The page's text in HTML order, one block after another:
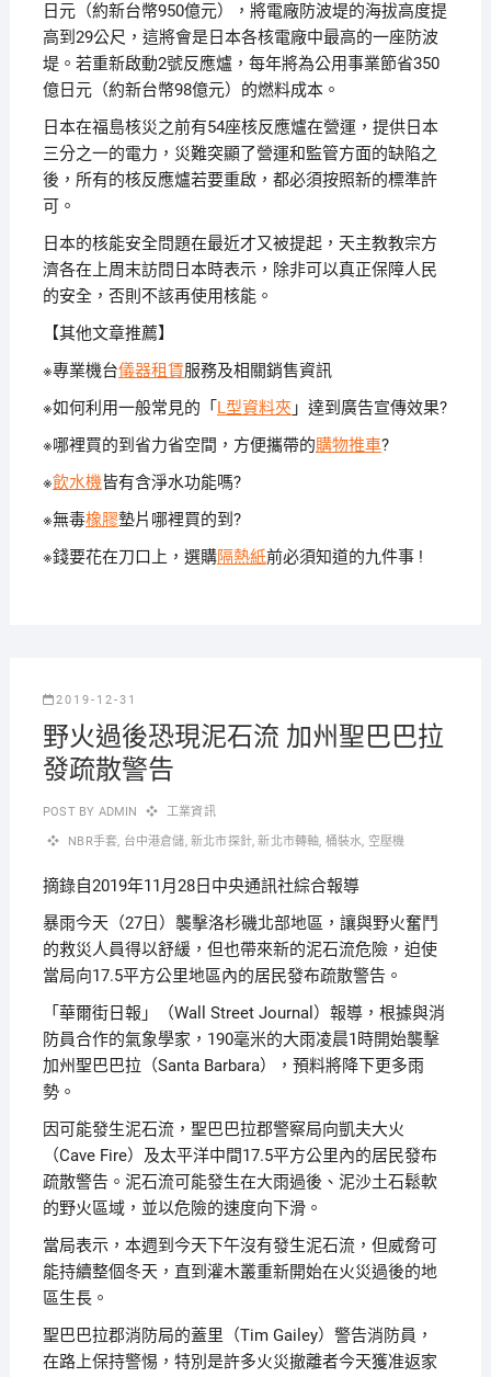
日元（約新台幣950億元），將電廠防波堤的海拔高度提
高到29公尺，這將會是日本各核電廠中最高的一座防波
堤。若重新啟動2號反應爐，每年將為公用事業節省350
億日元（約新台幣98億元）的燃料成本。
日本在福島核災之前有54座核反應爐在營運，提供日本
三分之一的電力，災難突顯了營運和監管方面的缺陷之
後，所有的核反應爐若要重啟，都必須按照新的標準許
可。
日本的核能安全問題在最近才又被提起，天主教教宗方
濟各在上周末訪問日本時表示，除非可以真正保障人民
的安全，否則不該再使用核能。
【其他文章推薦】
※專業機台儀器租賃服務及相關銷售資訊
※如何利用一般常見的「 L型資料夾」達到廣告宣傳效果?
※哪裡買的到省力省空間，方便攜帶的購物推車?
※飲水機皆有含淨水功能嗎?
※無毒橡膠墊片哪裡買的到?
※錢要花在刀口上，選購隔熱紙前必須知道的九件事 !
2019-12-31
野火過後恐現泥石流 加州聖巴巴拉
發疏散警告
POST BY ADMIN 工業資訊
NBR手套, 台中港倉儲, 新北市探針,新北市轉軸, 桶裝水, 空壓機
摘錄自2019年11月28日中央通訊社綜合報導
暴雨今天（27日）襲擊洛杉磯北部地區，讓與野火奮鬥
的救災人員得以舒緩，但也帶來新的泥石流危險，迫使
當局向17.5平方公里地區內的居民發布疏散警告。
「華爾街日報」（Wall Street Journal）報導，根據與消
防員合作的氣象學家，190毫米的大雨凌晨1時開始襲擊
加州聖巴巴拉（Santa Barbara），預料將降下更多雨
勢。
因可能發生泥石流，聖巴巴拉郡警察局向凱夫大火
（Cave Fire）及太平洋中間17.5平方公里內的居民發布
疏散警告。泥石流可能發生在大雨過後、泥沙土石鬆軟
的野火區域，並以危險的速度向下滑。
當局表示，本週到今天下午沒有發生泥石流，但威脅可
能持續整個冬天，直到灌木叢重新開始在火災過後的地
區生長。
聖巴巴拉郡消防局的蓋里（Tim Gailey）警告消防員，
在路上保持警惕，特別是許多火災撤離者今天獲准返家